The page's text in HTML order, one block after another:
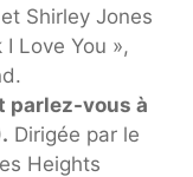
Shirley Jones
Love You »,
parlez-vous à
Dirigée par le
Heights